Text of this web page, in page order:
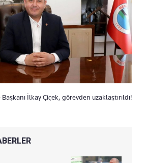
İlkay Çiçek, görevden uzaklaştırıldı!